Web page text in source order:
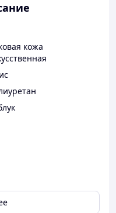
кожа
28 см